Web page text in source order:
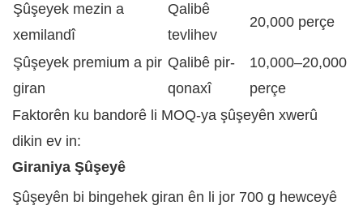
Şûşeyek mezin a
xemilandî
Qalibê
tevlihev
20,000 perçe
Şûşeyek premium a pir
giran
Qalibê pir-
qonaxî
10,000–20,000
perçe
Faktorên ku bandorê li MOQ-ya şûşeyên xwerû
dikin ev in:
Giraniya Şûşeyê
Şûşeyên bi bingehek giran ên li jor 700 g hewceyê